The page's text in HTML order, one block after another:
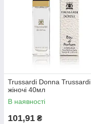
Trussardi Donna Trussardi
жіночі 40мл
В наявності
101,91 ₴